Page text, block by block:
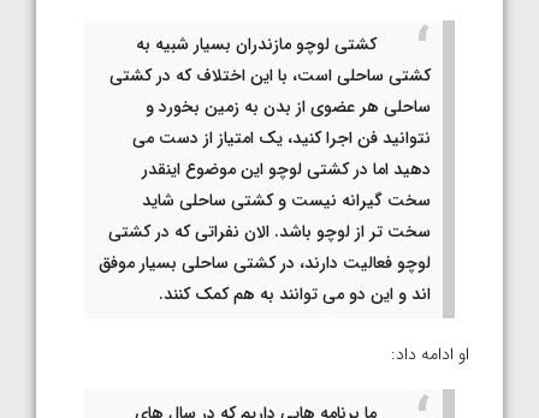
کشتی لوچو مازندران بسیار شبیه به
کشتی ساحلی است، با این اختلاف که در کشتی
ساحلی هر عضوی از بدن به زمین بخورد و
نتوانید فن اجرا کنید، یک امتیاز از دست می
دهید اما در کشتی لوچو این موضوع اینقدر
سخت گیرانه نیست و کشتی ساحلی شاید
سخت تر از لوچو باشد. الان نفراتی که در کشتی
لوچو فعالیت دارند، در کشتی ساحلی بسیار موفق
اند و این دو می توانند به هم کمک کنند.
او ادامه داد: